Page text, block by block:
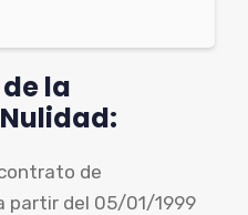
la
de
partir del 05/01/1999